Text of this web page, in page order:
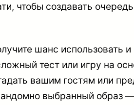
чтобы создавать
шанс
тест или игру на
вашим гостям или
выбранный